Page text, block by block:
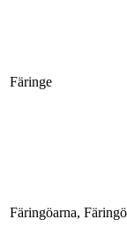
Färinge
Färingöarna,